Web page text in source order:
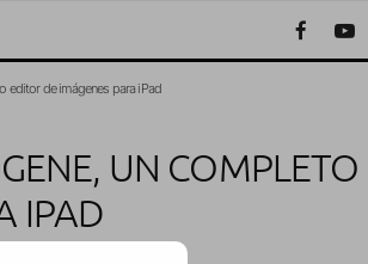
editor de imágenes para iPad
UN COMPLETO
IPAD